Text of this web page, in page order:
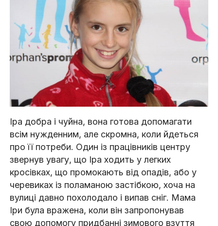
Іра добра і чуйна, вона готова допомагати
всім нужденним, але скромна, коли йдеться
про її потреби. Один із працівників центру
звернув увагу, що Іра ходить у легких
кросівках, що промокають від опадів, або у
черевиках із поламаною застібкою, хоча на
вулиці давно похолодало і випав сніг. Мама
Іри була вражена, коли він запропонував
свою допомогу придбанні зимового взуття